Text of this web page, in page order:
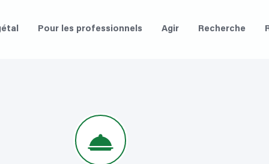
Pour les professionnels Agir Recherche